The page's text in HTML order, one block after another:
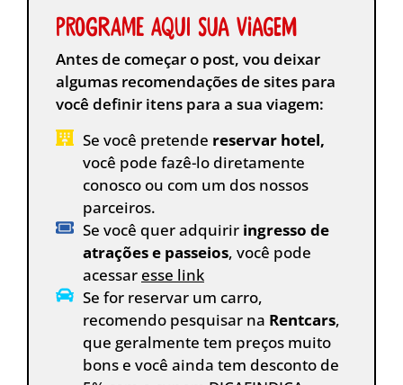
Programe aqui sua viagem
Antes de começar o post, vou deixar
algumas recomendações de sites para
você definir itens para a sua viagem:
Se você pretende reservar hotel,
você pode fazê-lo diretamente
conosco ou com um dos nossos
parceiros.
Se você quer adquirir ingresso de
atrações e passeios, você pode
acessar esse link
Se for reservar um carro,
recomendo pesquisar na Rentcars,
que geralmente tem preços muito
bons e você ainda tem desconto de